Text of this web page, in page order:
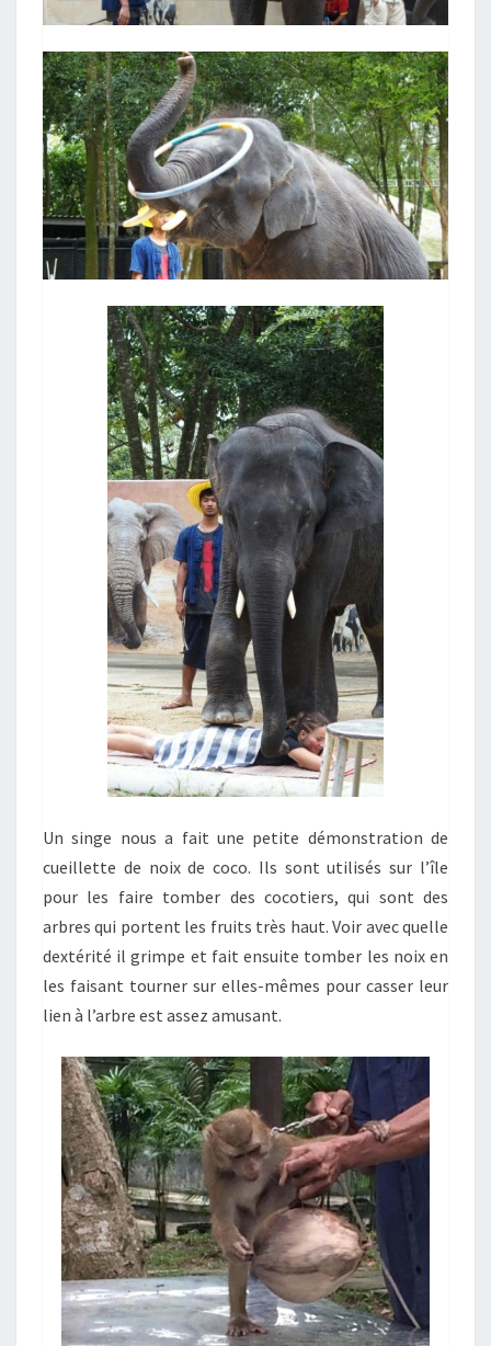
Un singe nous a fait une petite démonstration de
cueillette de noix de coco. Ils sont utilisés sur l’île
pour les faire tomber des cocotiers, qui sont des
arbres qui portent les fruits très haut. Voir avec quelle
dextérité il grimpe et fait ensuite tomber les noix en
les faisant tourner sur elles-mêmes pour casser leur
lien à l’arbre est assez amusant.